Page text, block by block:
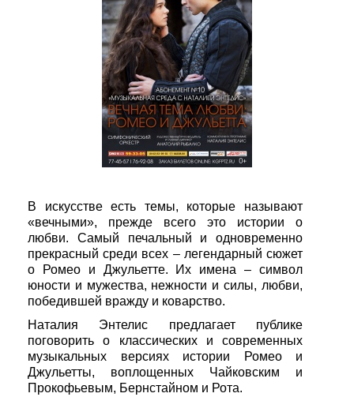
В искусстве есть темы, которые называют
«вечными», прежде всего это истории о
любви. Самый печальный и одновременно
прекрасный среди всех – легендарный сюжет
о Ромео и Джульетте. Их имена – символ
юности и мужества, нежности и силы, любви,
победившей вражду и коварство.
Наталия Энтелис предлагает публике
поговорить о классических и современных
музыкальных версиях истории Ромео и
Джульетты, воплощенных Чайковским и
Прокофьевым, Бернстайном и Рота.